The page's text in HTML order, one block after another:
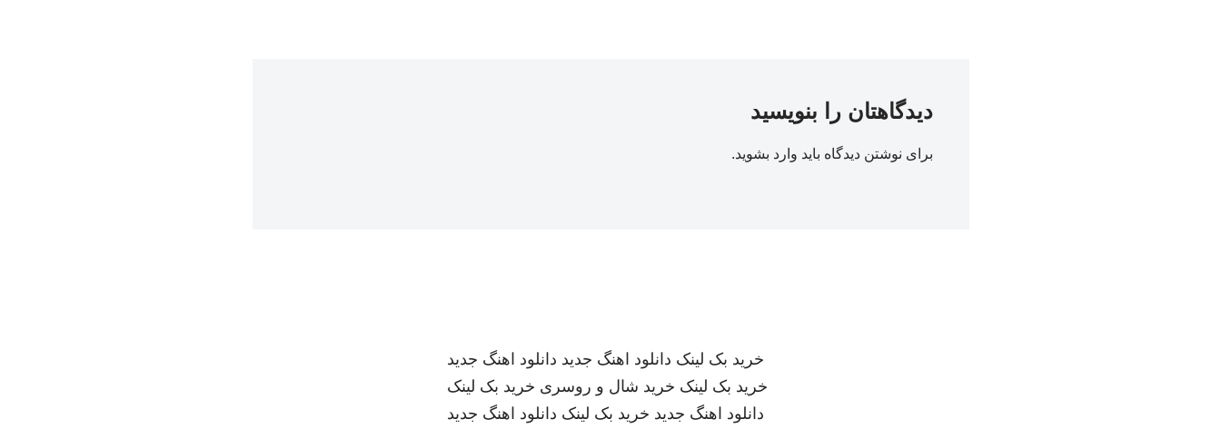
دیدگاهتان را بنویسید
برای نوشتن دیدگاه باید وارد بشوید.
خرید بک لینک دانلود اهنگ جدید دانلود اهنگ جدید
خرید بک لینک خرید شال و روسری خرید بک لینک
دانلود اهنگ جدید خرید بک لینک دانلود اهنگ جدید